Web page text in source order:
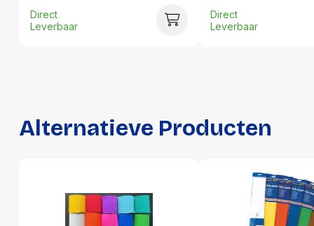
Hoogte:
10 millimeter
Hoogte:
137 millimeter
Lengte:
520 millimeter
Direct
Leverbaar
Direct
Leverbaar
Alternatieve Producten